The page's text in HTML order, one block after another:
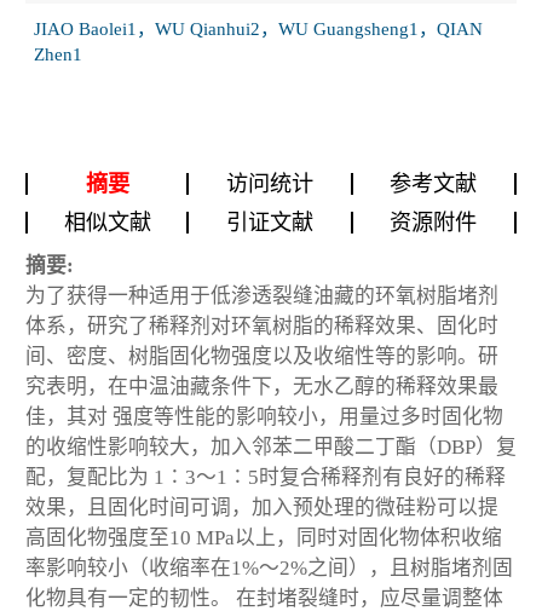
JIAO Baolei1，WU Qianhui2，WU Guangsheng1，QIAN
Zhen1
摘要 访问统计
参考文献
相似文献
引证文献 资源附件
摘要:
为了获得一种适用于低渗透裂缝油藏的环氧树脂堵剂
体系，研究了稀释剂对环氧树脂的稀释效果、固化时
间、密度、树脂固化物强度以及收缩性等的影响。研
究表明，在中温油藏条件下，无水乙醇的稀释效果最
佳，其对 强度等性能的影响较小，用量过多时固化物
的收缩性影响较大，加入邻苯二甲酸二丁酯（DBP）复
配，复配比为 1∶3～1∶5时复合稀释剂有良好的稀释
效果，且固化时间可调，加入预处理的微硅粉可以提
高固化物强度至10 MPa以上，同时对固化物体积收缩
率影响较小（收缩率在1%～2%之间），且树脂堵剂固
化物具有一定的韧性。 在封堵裂缝时，应尽量调整体